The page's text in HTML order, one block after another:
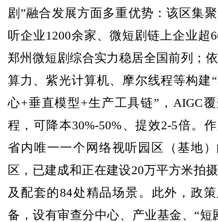
剧”融合发展方面多重优势：该区集
听企业1200余家、微短剧链上企业超
郑州微短剧综合实力稳居全国前列；
算力、紫光计算机、摩尔线程等构建
心+垂直模型+生产工具链”，AIGC
程，可降本30%-50%、提效2-5倍。
省内唯一一个网络视听园区（基地
区，已建成和正在建设20万平方米拍
及配套的84处精品场景。此外，政
备，设有审查分中心、产业基金、“短